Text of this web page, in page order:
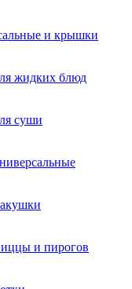
и крышки
жидких блюд
суши
и пирогов